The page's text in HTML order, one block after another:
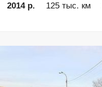
2014 р.
125 тыс. км